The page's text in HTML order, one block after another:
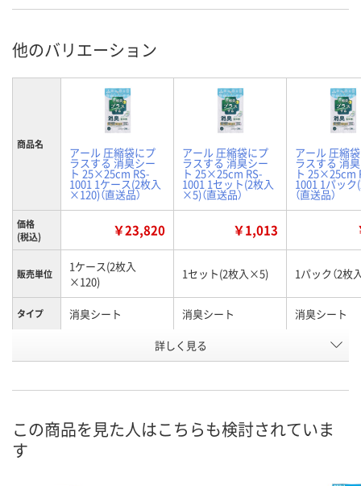
他のバリエーション
商品名
アール 圧縮袋にプ
ラスする 消臭シー
ト 25×25cm RS-
1001 1ケース(2枚入
×120)（直送品）
アール 圧縮袋にプ
ラスする 消臭シー
ト 25×25cm RS-
1001 1セット(2枚入
×5)（直送品）
アール 圧縮
ラスする 消
ト 25×25cm
1001 1パック
（直送品）
価格
(税込)
￥23,820 ￥1,013
販売単位
1ケース(2枚入
×120)
1セット(2枚入×5) 1パック（2枚
タイプ 消臭シート 消臭シート 消臭シート
AWR9718 UR53342
詳しく見る
この商品を見た人はこちらも検討されていま
す